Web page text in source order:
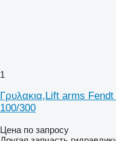
1
Γρυλακια,Lift arms
100/300
Цена по запросу